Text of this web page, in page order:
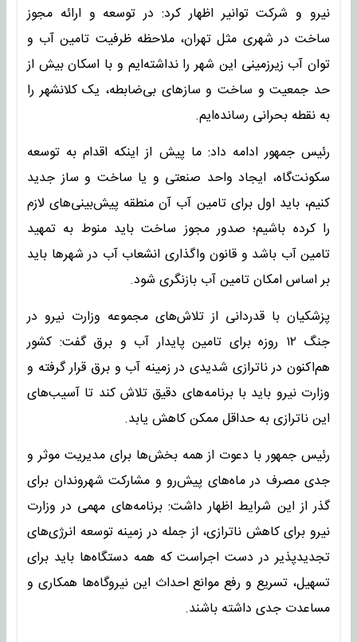
نیرو و شرکت توانیر اظهار کرد: در توسعه و ارائه مجوز
ساخت در شهری مثل تهران، ملاحظه ظرفیت تامین آب و
توان آب زیرزمینی این شهر را نداشته‌ایم و با اسکان بیش از
حد جمعیت و ساخت و سازهای بی‌ضابطه، یک کلانشهر را
به نقطه بحرانی رسانده‌ایم.
رئیس جمهور ادامه داد: ما پیش از اینکه اقدام به توسعه
سکونت‌گاه، ایجاد واحد صنعتی و یا ساخت و ساز جدید
کنیم، باید اول برای تامین آب آن منطقه پیش‌بینی‌های لازم
را کرده باشیم؛ صدور مجوز ساخت باید منوط به تمهید
تامین آب باشد و قانون واگذاری انشعاب آب در شهرها باید
بر اساس امکان تامین آب بازنگری شود.
پزشکیان با قدردانی از تلاش‌های مجموعه وزارت نیرو در
جنگ ۱۲ روزه برای تامین پایدار آب و برق گفت: کشور
هم‌اکنون در ناترازی شدیدی در زمینه آب و برق قرار گرفته و
وزارت نیرو باید با برنامه‌های دقیق تلاش کند تا آسیب‌های
این ناترازی به حداقل ممکن کاهش یابد.
رئیس جمهور با دعوت از همه بخش‌ها برای مدیریت موثر و
جدی مصرف در ماه‌های پیش‌رو و مشارکت شهروندان برای
گذر از این شرایط اظهار داشت: برنامه‌های مهمی در وزارت
نیرو برای کاهش ناترازی، از جمله در زمینه توسعه انرژی‌های
تجدیدپذیر در دست اجراست که همه دستگاه‌ها باید برای
تسهیل، تسریع و رفع موانع احداث این نیروگاه‌ها همکاری و
مساعدت جدی داشته باشند.